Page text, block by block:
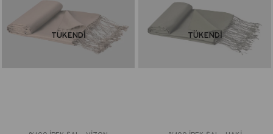
TÜKENDI TÜKENDI